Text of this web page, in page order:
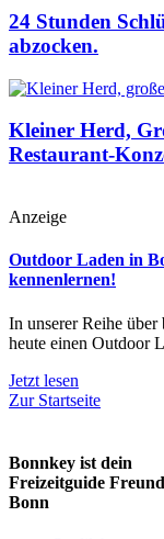
24 Stunden
abzocken.
Kleiner Herd,
Restaurant-
Anzeige
Outdoor Laden in
kennenlernen!
In unserer Reihe über
heute einen Outdoor
Jetzt lesen
Zur Startseite
Bonnkey ist dein
Freizeitguide Freund
Bonn